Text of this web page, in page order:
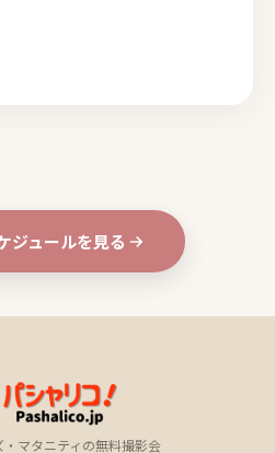
ジュールを見る
マタニティの無料撮影会